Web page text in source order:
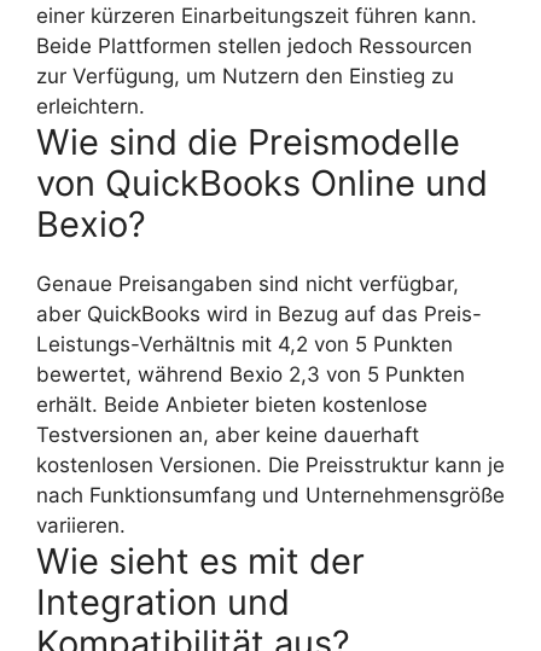
einer kürzeren Einarbeitungszeit führen kann.
Beide Plattformen stellen jedoch Ressourcen
zur Verfügung, um Nutzern den Einstieg zu
erleichtern.
Wie sind die Preismodelle
von QuickBooks Online und
Bexio?
Genaue Preisangaben sind nicht verfügbar,
aber QuickBooks wird in Bezug auf das Preis-
Leistungs-Verhältnis mit 4,2 von 5 Punkten
bewertet, während Bexio 2,3 von 5 Punkten
erhält. Beide Anbieter bieten kostenlose
Testversionen an, aber keine dauerhaft
kostenlosen Versionen. Die Preisstruktur kann je
nach Funktionsumfang und Unternehmensgröße
variieren.
Wie sieht es mit der
Integration und